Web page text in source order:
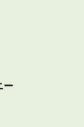
ー